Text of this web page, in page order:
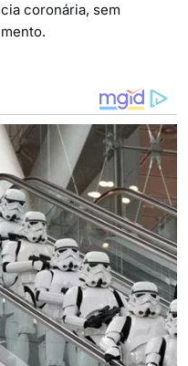
coronária, sem